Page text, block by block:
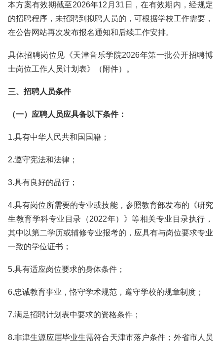
本方案有效期截至2026年12月31日，在有效期内，经规定
的招聘程序，未招聘到拟聘人员的，可根据学校工作需要，
在公告网站再次发布报名通知和后续工作安排。
具体招聘岗位见《天津音乐学院2026年第一批公开招聘博
士岗位工作人员计划表》（附件）。
三、招聘人员条件
（一）应聘人员应具备以下条件：
1.具有中华人民共和国国籍；
2.遵守宪法和法律；
3.具有良好的品行；
4.具有岗位所需要的专业或技能，参照教育部发布的《研究
生教育学科专业目录（2022年）》等相关专业目录执行，
其中以第二学历或辅修专业报考的，应具有与岗位要求专业
一致的学位证书；
5.具有适应岗位要求的身体条件；
6.忠诚教育事业，恪守学术规范，遵守学校的规章制度；
7.满足招聘计划表中要求的资格条件；
8.非津生源应届毕业生需符合天津市落户条件；外省市人员